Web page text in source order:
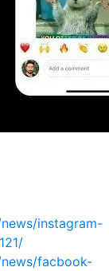
instagram-
facbook-